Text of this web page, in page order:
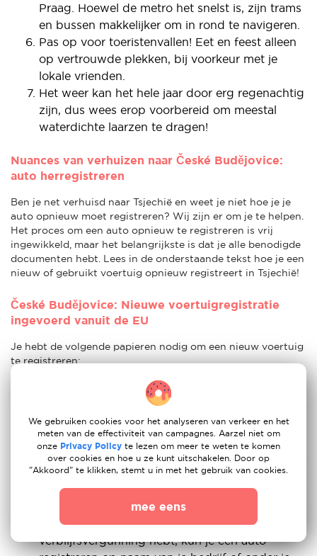
Praag. Hoewel de metro het snelst is, zijn trams
en bussen makkelijker om in rond te navigeren.
Pas op voor toeristenvallen! Eet en feest alleen
op vertrouwde plekken, bij voorkeur met je
lokale vrienden.
Het weer kan het hele jaar door erg regenachtig
zijn, dus wees erop voorbereid om meestal
waterdichte laarzen te dragen!
Nuances van verhuizen naar České Budějovice:
auto herregistreren
Ben je net verhuisd naar Tsjechië en weet je niet hoe je je
auto opnieuw moet registreren? Wij zijn er om je te helpen.
Het proces om een auto opnieuw te registreren is vrij
ingewikkeld, maar het belangrijkste is dat je alle benodigde
documenten hebt. Lees in de onderstaande tekst hoe je een
nieuw of gebruikt voertuig opnieuw registreert in Tsjechië!
České Budějovice: Nieuwe voertuigregistratie
ingevoerd vanuit de EU
Je hebt de volgende papieren nodig om een nieuw voertuig
te registreren:
Inschrijvingsbewijs, COC-lijsten en facturen
Bevestiging van inspectie
Tsjechische verblijfsvergunning: Als Duitse
immigrant is dit onderdeel misschien wel het
belangrijkste voor jou. Zelfs als je een paspoort
van een EU-lidstaat hebt, heb je een Tsjechische
verblijfsvergunning nodig om een nieuw
voertuig te kopen. Als je geen Tsjechische
verblijfsvergunning hebt, kun je een auto
We gebruiken cookies voor het analyseren van verkeer en het
meten van de effectiviteit van campagnes. Aarzel niet om
onze Privacy Policy te lezen om meer te weten te komen
over cookies en hoe u ze kunt uitschakelen. Door op
"Akkoord" te klikken, stemt u in met het gebruik van cookies.
mee eens